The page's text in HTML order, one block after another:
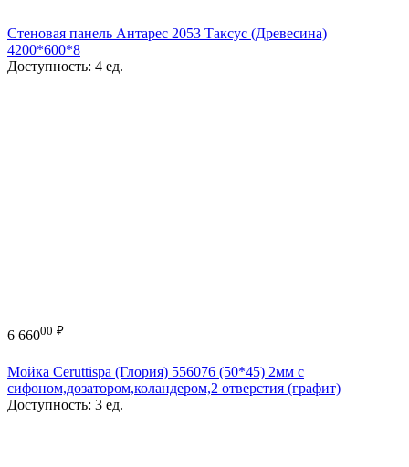
Стеновая панель Антарес 2053 Таксус (Древесина)
4200*600*8
Доступность: 4 ед.
6 66000 ₽
Мойка Ceruttispa (Глория) 556076 (50*45) 2мм с
сифоном,дозатором,коландером,2 отверстия (графит)
Доступность: 3 ед.